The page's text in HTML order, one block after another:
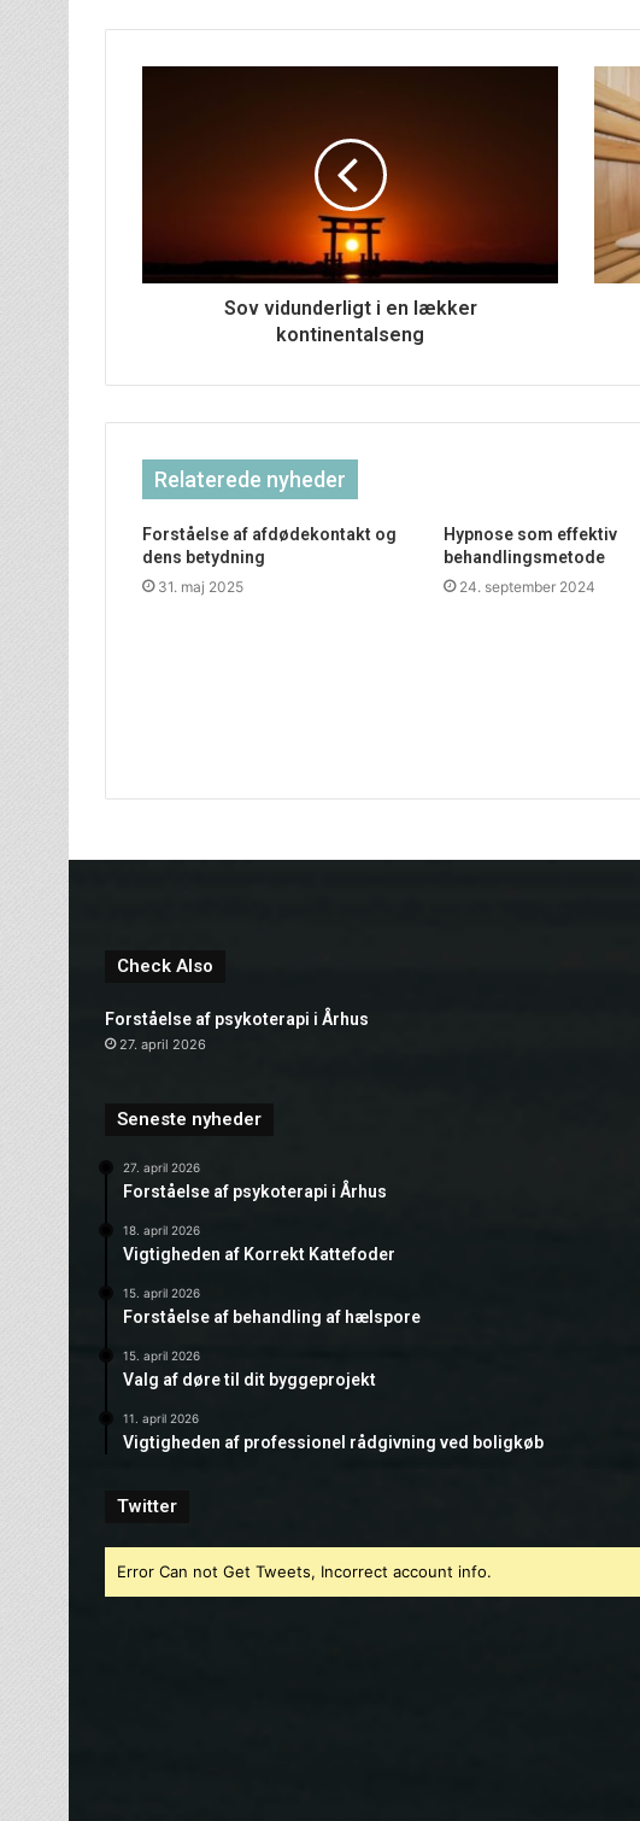
Sov vidunderligt i en lækker
kontinentalseng
Relaterede nyheder
Forståelse af afdødekontakt og
dens betydning
31. maj 2025
Hypnose som effektiv
behandlingsmetode
24. september 2024
Check Also
Forståelse af psykoterapi i Århus
27. april 2026
Seneste nyheder
27. april 2026
Forståelse af psykoterapi i Århus
18. april 2026
Vigtigheden af Korrekt Kattefoder
15. april 2026
Forståelse af behandling af hælspore
15. april 2026
Valg af døre til dit byggeprojekt
11. april 2026
Vigtigheden af professionel rådgivning ved boligkøb
Twitter
Error Can not Get Tweets, Incorrect account info.